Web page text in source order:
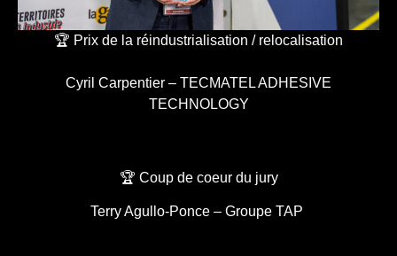
🏆 Prix de la réindustrialisation / relocalisation
Cyril Carpentier – TECMATEL ADHESIVE
TECHNOLOGY
🏆 Coup de coeur du jury
Terry Agullo-Ponce – Groupe TAP